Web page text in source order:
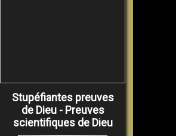
Stupéfiantes preuves
de Dieu - Preuves
scientifiques de Dieu